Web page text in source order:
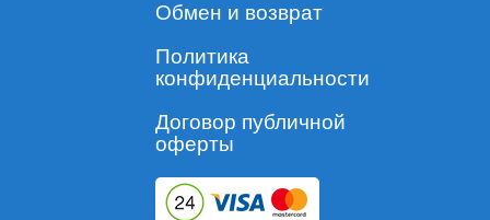
Обмен и возврат
Политика
конфиденциальности
Договор публичной
оферты